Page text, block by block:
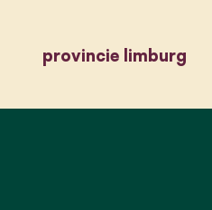
provincie limburg